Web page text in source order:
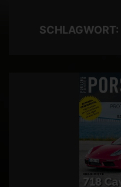
SCHLAGWORT: